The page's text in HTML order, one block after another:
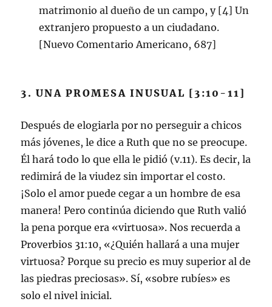
matrimonio al dueño de un campo, y [4] Un
extranjero propuesto a un ciudadano.
[Nuevo Comentario Americano, 687]
3. UNA PROMESA INUSUAL [3:10-11]
Después de elogiarla por no perseguir a chicos
más jóvenes, le dice a Ruth que no se preocupe.
Él hará todo lo que ella le pidió (v.11). Es decir, la
redimirá de la viudez sin importar el costo.
¡Solo el amor puede cegar a un hombre de esa
manera! Pero continúa diciendo que Ruth valió
la pena porque era «virtuosa». Nos recuerda a
Proverbios 31:10, «¿Quién hallará a una mujer
virtuosa? Porque su precio es muy superior al de
las piedras preciosas». Sí, «sobre rubíes» es
solo el nivel inicial.